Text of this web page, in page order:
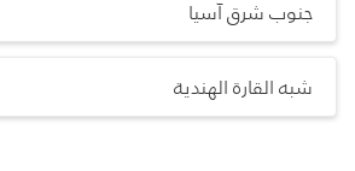
جنوب شرق آسيا
شبه القارة الهندية